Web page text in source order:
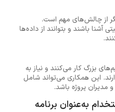
از چالش‌های مهم است.
آشنا باشند و بتوانند از داده‌ها
بزرگ کار می‌کنند و نیاز به
این همکاری می‌تواند شامل
مدیران پروژه باشد.
به‌عنوان برنامه